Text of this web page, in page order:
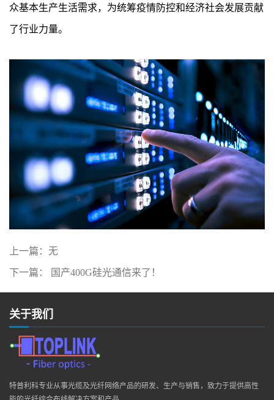
众基本生产生活需求，为统筹疫情防控和经济社会发展贡献
了行业力量。
上一篇： 无
下一篇： 国产400G硅光通信来了！
关于我们
特普利科专业从事光缆及光纤网络产品的研发、生产与销售，致力于提供高性